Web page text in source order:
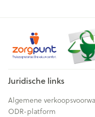
Juridische links
Algemene
ODR-platform